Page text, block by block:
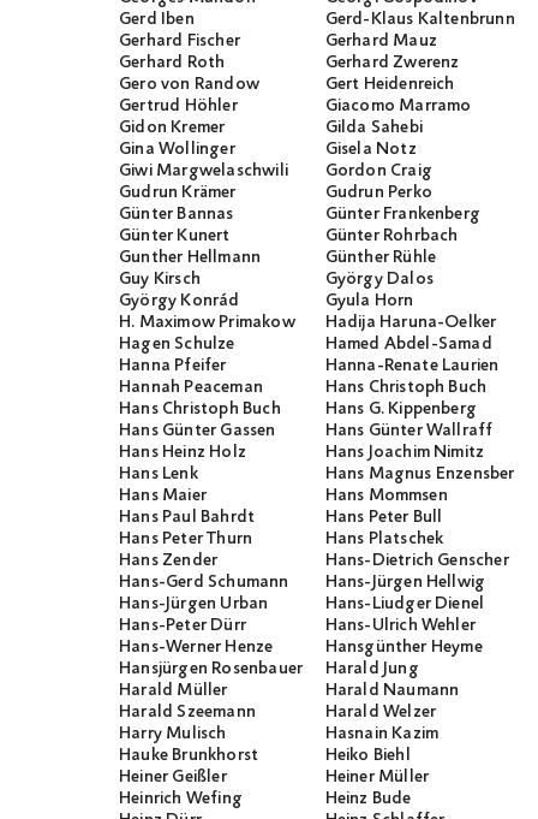
Gerd Iben
Gerd-Klaus Kaltenbrunner
Gerhard Fischer
Gerhard Mauz
Gerhard Roth
Gerhard Zwerenz
Gero von Randow
Gert Heidenreich
Gertrud Höhler
Giacomo Marramo
Gidon Kremer
Gilda Sahebi
Gina Wollinger
Gisela Notz
Giwi Margwelaschwili
Gordon Craig
Gudrun Krämer
Gudrun Perko
Günter Bannas
Günter Frankenberg
Günter Kunert
Günter Rohrbach
Gunther Hellmann
Günther Rühle
Guy Kirsch
György Dalos
György Konrád
Gyula Horn
H. Maximow Primakow
Hadija Haruna-Oelker
Hagen Schulze
Hamed Abdel-Samad
Hanna Pfeifer
Hanna-Renate Laurien
Hannah Peaceman
Hans Christoph Buch
Hans Christoph Buch
Hans G. Kippenberg
Hans Günter Gassen
Hans Günter Wallraff
Hans Heinz Holz
Hans Joachim Nimitz
Hans Lenk
Hans Magnus
Hans Maier
Hans Mommsen
Hans Paul Bahrdt
Hans Peter Bull
Hans Peter Thurn
Hans Platschek
Hans Zender
Hans-Dietrich Genscher
Hans-Gerd Schumann
Hans-Jürgen Hellwig
Hans-Jürgen Urban
Hans-Liudger Dienel
Hans-Peter Dürr
Hans-Ulrich Wehler
Hans-Werner Henze
Hansgünther Heyme
Hansjürgen Rosenbauer
Harald Jung
Harald Müller
Harald Naumann
Harald Szeemann
Harald Welzer
Harry Mulisch
Hasnain Kazim
Hauke Brunkhorst
Heiko Biehl
Heiner Geißler
Heiner Müller
Heinrich Wefing
Heinz Bude